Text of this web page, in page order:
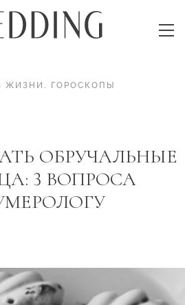
ЖИЗНИ . ГОРОСКОПЫ
ОБРУЧАЛЬНЫЕ
3 ВОПРОСА